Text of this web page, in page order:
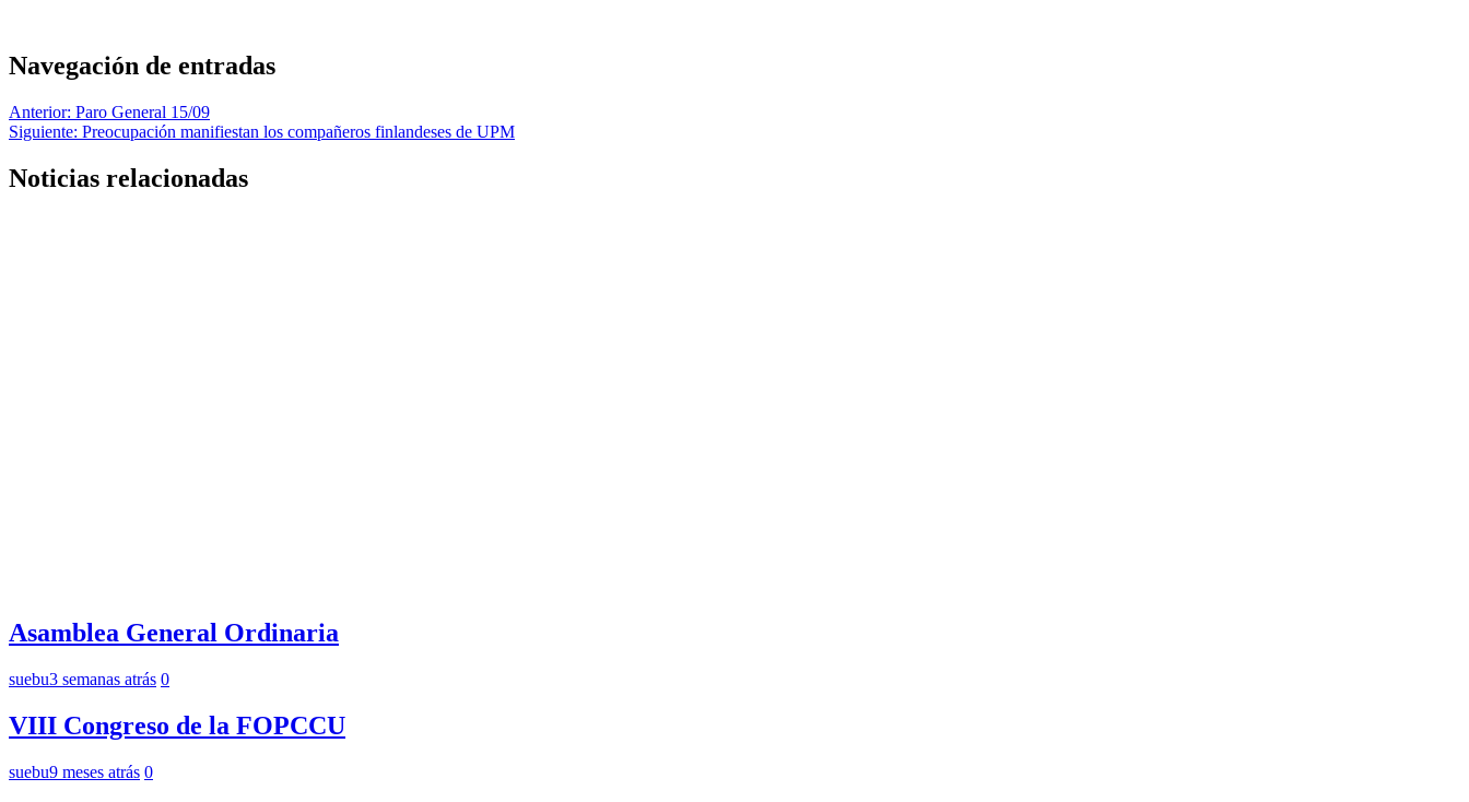
Navegación de entradas
Anterior: Paro General 15/09
Siguiente: Preocupación manifiestan los compañeros finlandeses de UPM
Noticias relacionadas
Asamblea General Ordinaria
suebu3 semanas atrás 0
VIII Congreso de la FOPCCU
suebu9 meses atrás 0